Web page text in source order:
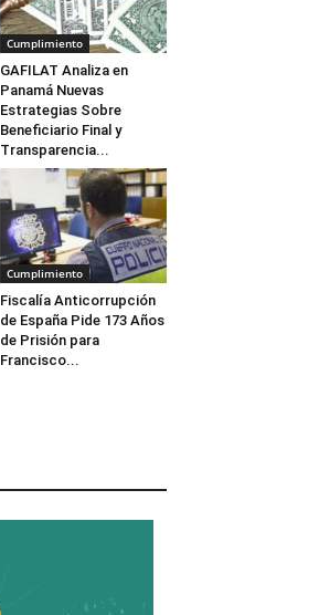
Cumplimiento
GAFILAT Analiza en
Panamá Nuevas
Estrategias Sobre
Beneficiario Final y
Transparencia...
Cumplimiento
Fiscalía Anticorrupción
de España Pide 173 Años
de Prisión para
Francisco...